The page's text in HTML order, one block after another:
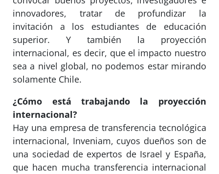
innovadores, tratar de profundizar la
invitación a los estudiantes de educación
superior. Y también la proyección
internacional, es decir, que el impacto nuestro
sea a nivel global, no podemos estar mirando
solamente Chile.
¿Cómo está trabajando la proyección
internacional?
Hay una empresa de transferencia tecnológica
internacional, Inveniam, cuyos dueños son de
una sociedad de expertos de Israel y España,
que hacen mucha transferencia internacional